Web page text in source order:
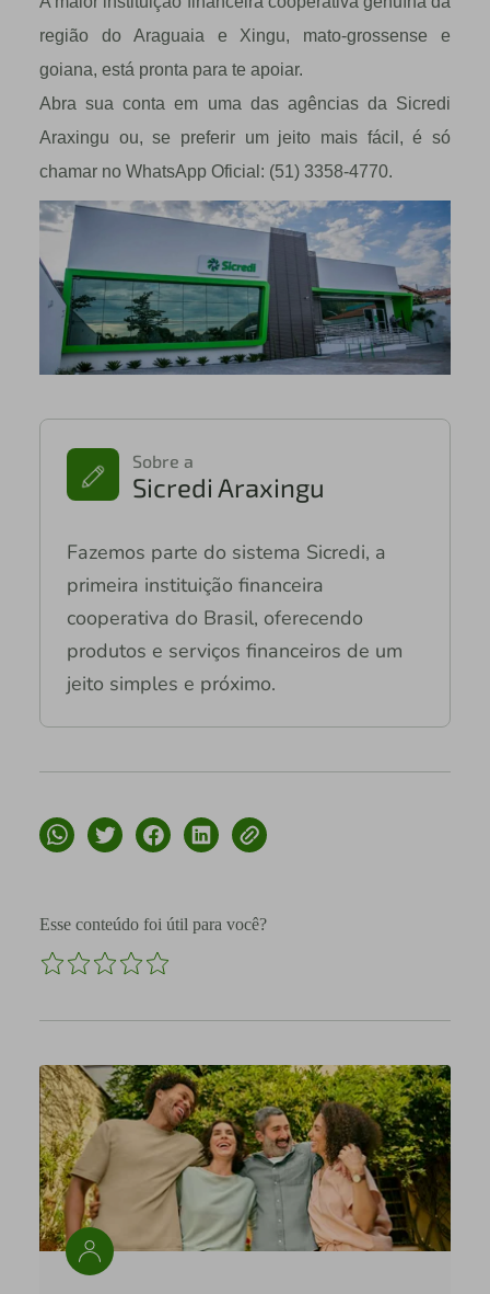
região do Araguaia e Xingu, mato-grossense e
goiana, está pronta para te apoiar.
Abra sua conta em uma das agências da Sicredi
Araxingu ou, se preferir um jeito mais fácil, é só
chamar no WhatsApp Oficial: (51) 3358-4770.
Sobre a
Sicredi Araxingu
Fazemos parte do sistema Sicredi, a
primeira instituição financeira
cooperativa do Brasil, oferecendo
produtos e serviços financeiros de um
jeito simples e próximo.
Esse conteúdo foi útil para você?